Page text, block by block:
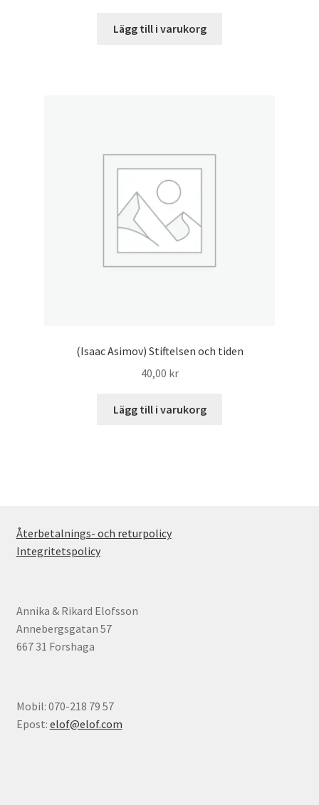
Lägg till i varukorg
(Isaac Asimov) Stiftelsen och tiden
40,00 kr
Lägg till i varukorg
Återbetalnings- och returpolicy
Integritetspolicy
Annika & Rikard Elofsson
Annebergsgatan 57
667 31 Forshaga
Mobil: 070-218 79 57
Epost: elof@elof.com